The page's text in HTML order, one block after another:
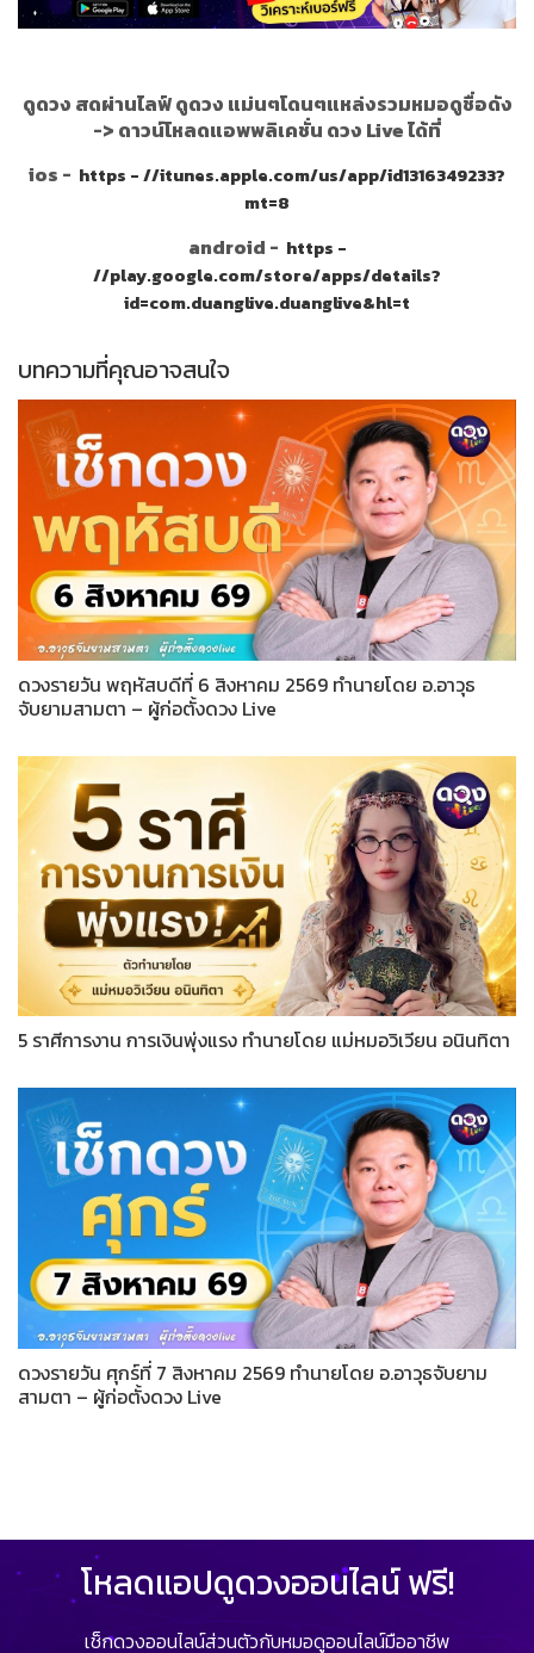
ดูดวง สดผ่านไลฟ์ ดูดวง แม่นๆโดนๆแหล่งรวมหมอดูชื่อดัง
-> ดาวน์โหลดแอพพลิเคชั่น ดวง Live ได้ที่
ios - https - //itunes.apple.com/us/app/id1316349233?
mt=8
android - https -
//play.google.com/store/apps/details?
id=com.duanglive.duanglive&hl=t
บทความที่คุณอาจสนใจ
ดวงรายวัน พฤหัสบดีที่ 6 สิงหาคม 2569 ทำนายโดย อ.อาวุธ
จับยามสามตา – ผู้ก่อตั้งดวง Live
5 ราศีการงาน การเงินพุ่งแรง ทำนายโดย แม่หมอวิเวียน อนินทิตา
ดวงรายวัน ศุกร์ที่ 7 สิงหาคม 2569 ทำนายโดย อ.อาวุธจับยาม
สามตา – ผู้ก่อตั้งดวง Live
โหลดแอปดูดวงออนไลน์ ฟรี!
เช็กดวงออนไลน์ส่วนตัวกับหมอดูออนไลน์มืออาชีพ